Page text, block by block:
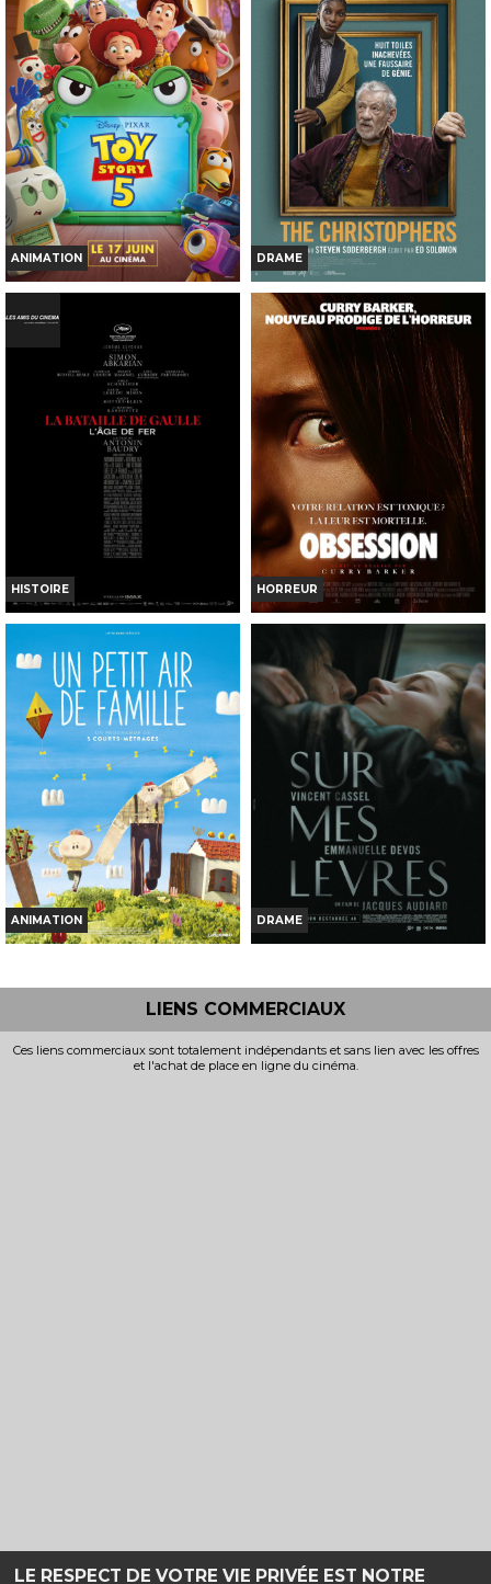
LE RESPECT DE VOTRE VIE PRIVÉE EST NOTRE
Horaires et Infos
Bande-annonce
Réservation
TOUT PUBLIC
VF
71
Horaires et Infos
Bande-annonce
Réservation
TOUT PUBLIC
ANIMATION
Horaires et Infos
Bande-annonce
Réservation
TOUT PUBLIC
DRAME
THE CHRISTOPHERS
Horaires et Infos
Bande-annonce
Réservation
TOUT PUBLIC
VOST
HISTOIRE
LA BATAILLE DE GAULLE -
Horaires et Infos
Bande-annonce
Réservation
AVERT. TOUT PUBLIC
VF
HORREUR
OBSESSION
Horaires et Infos
Bande-annonce
Réservation
INT. -16ans
ANIMATION
Horaires et Infos
Bande-annonce
DRAME
Horaires et Infos
Bande-annonce
LIENS COMMERCIAUX
Ces liens commerciaux sont totalement indépendants et sans lien avec les offres
et l'achat de place en ligne du cinéma.